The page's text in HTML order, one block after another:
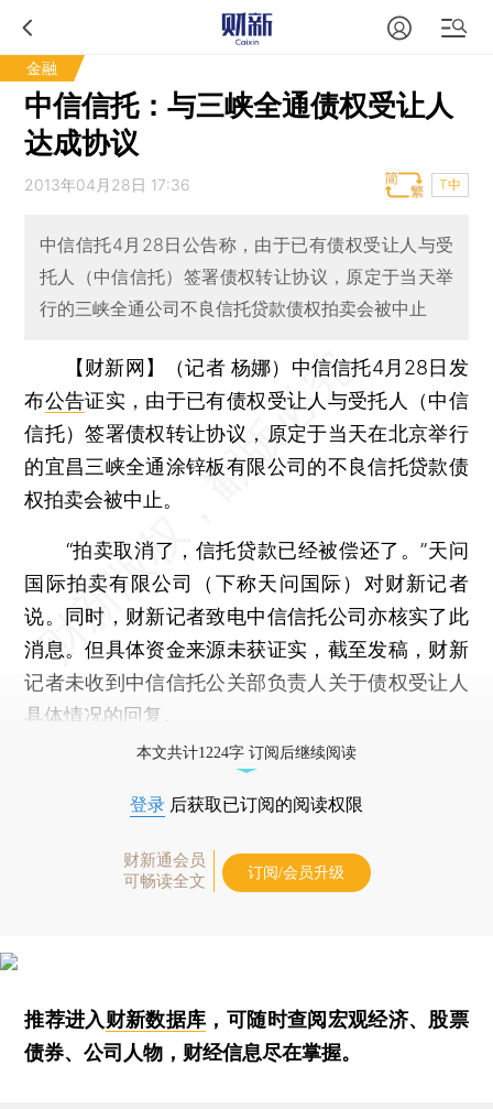
金融
中信信托：与三峡全通债权受让人
达成协议
2013年04月28日 17:36 T中
中信信托4月28日公告称，由于已有债权受让人与受
托人（中信信托）签署债权转让协议，原定于当天举
行的三峡全通公司不良信托贷款债权拍卖会被中止
【财新网】（记者 杨娜） 中信信托4月28日发
布公告证实，由于已有债权受让人与受托人（中信
信托）签署债权转让协议，原定于当天在北京举行
的宜昌三峡全通涂锌板有限公司的不良信托贷款债
权拍卖会被中止。
“拍卖取消了，信托贷款已经被偿还了。”天问
国际拍卖有限公司（下称天问国际）对财新记者
说。同时，财新记者致电中信信托公司亦核实了此
消息。但具体资金来源未获证实，截至发稿，财新
记者未收到中信信托公关部负责人关于债权受让人
具体情况的回复。
本文共计1224字 订阅后继续阅读
登录 后获取已订阅的阅读权限
财新通会员
可畅读全文
订阅/会员升级
推荐进入财新数据库 ，可随时查阅宏观经济、股票
债券、公司人物，财经信息尽在掌握。